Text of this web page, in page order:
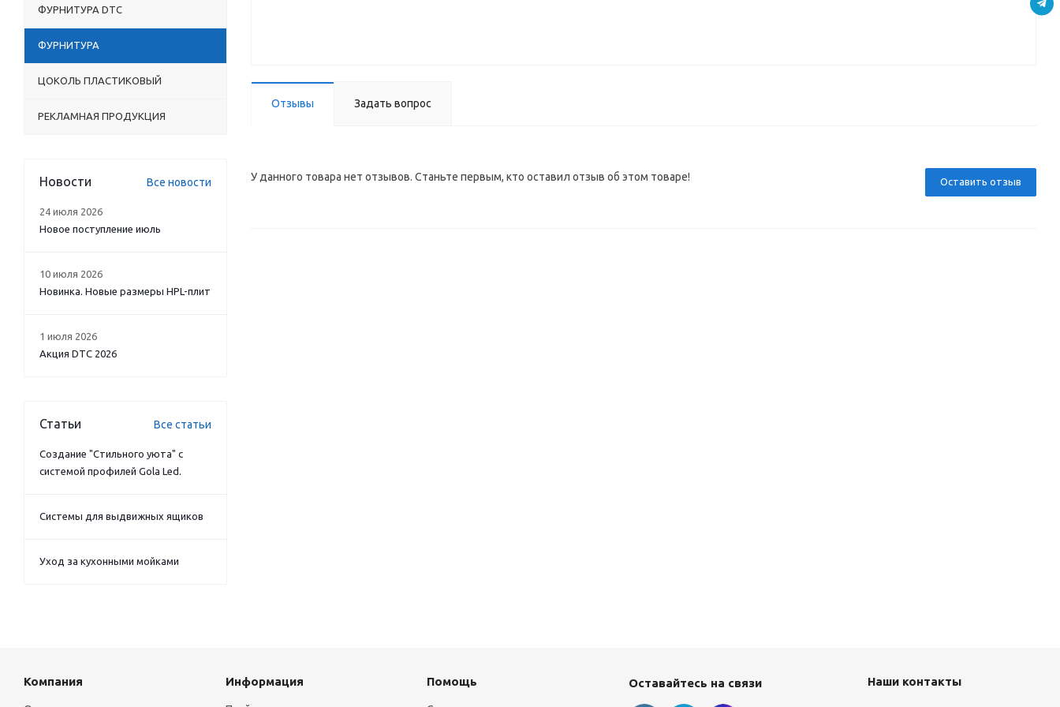
Отзывы Задать вопрос
Оставить отзыв
У данного товара нет отзывов. Станьте первым, кто оставил отзыв об этом товаре!
ФУРНИТУРА DTC
ФУРНИТУРА
ЦОКОЛЬ ПЛАСТИКОВЫЙ
РЕКЛАМНАЯ ПРОДУКЦИЯ
Новости Все новости
24 июля 2026
Новое поступление июль
10 июля 2026
Новинка. Новые размеры HPL-плит
1 июля 2026
Акция DTC 2026
Статьи Все статьи
Создание "Стильного уюта" с
системой профилей Gola Led.
Системы для выдвижных ящиков
Уход за кухонными мойками
Компания Информация Помощь Оставайтесь на связи Наши контакты